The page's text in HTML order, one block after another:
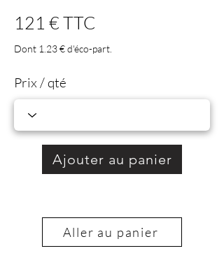
121 € TTC
Dont 1.23 € d'éco-part.
Prix / qté
Ajouter au panier
Aller au panier